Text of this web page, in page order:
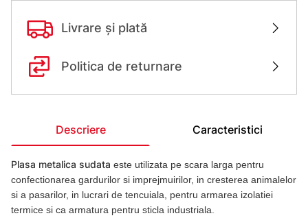
Livrare și plată
Politica de returnare
Descriere Caracteristici
Plasa metalica sudata este utilizata pe scara larga pentru
confectionarea gardurilor si imprejmuirilor, in cresterea animalelor
si a pasarilor, in lucrari de tencuiala, pentru armarea izolatiei
termice si ca armatura pentru sticla industriala.